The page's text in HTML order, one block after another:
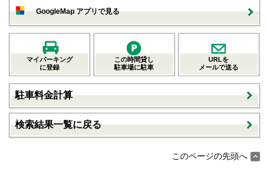
GoogleMap アプリで見る
マイパーキング
に登録
この時間貸し
駐車場に駐車
URLを
メールで送る
駐車料金計算
検索結果一覧に戻る
このページの先頭へ